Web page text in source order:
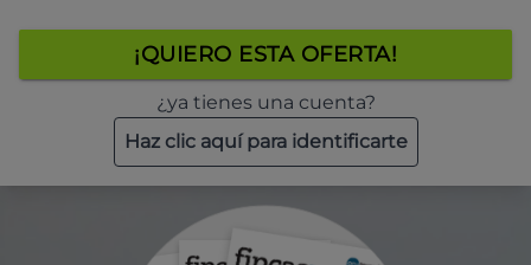
¡QUIERO ESTA OFERTA!
¿ya tienes una cuenta?
Haz clic aquí para identificarte